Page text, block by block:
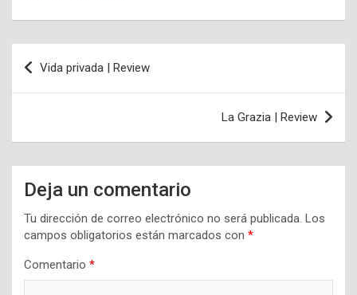
Navegación
de
Vida privada | Review
La Grazia | Review
Deja un comentario
Tu dirección de correo electrónico no será publicada. Los
campos obligatorios están marcados con *
Comentario *